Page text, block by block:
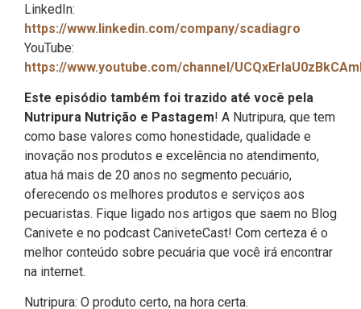
LinkedIn:
https://www.linkedin.com/company/scadiagro
YouTube:
https://www.youtube.com/channel/
Este episódio também foi trazido até você pela
Nutripura Nutrição e Pastagem! A Nutripura, que tem
como base valores como honestidade, qualidade e
inovação nos produtos e excelência no atendimento,
atua há mais de 20 anos no segmento pecuário,
oferecendo os melhores produtos e serviços aos
pecuaristas. Fique ligado nos artigos que saem no Blog
Canivete e no podcast CaniveteCast! Com certeza é o
melhor conteúdo sobre pecuária que você irá encontrar
na internet.
Nutripura: O produto certo, na hora certa.